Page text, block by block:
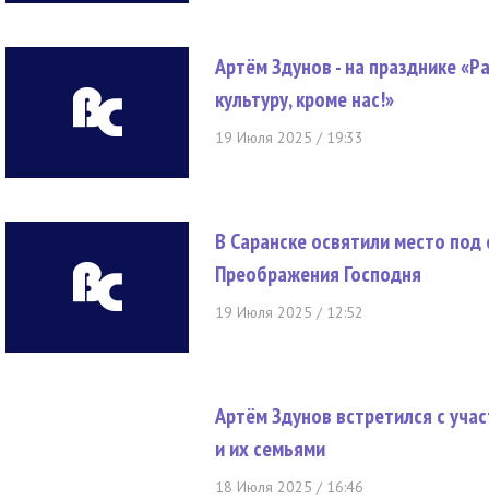
Артём Здунов - на празднике
культуру, кроме нас!»
19 Июля 2025 / 19:33
В Саранске освятили место
Преображения Господня
19 Июля 2025 / 12:52
Артём Здунов встретился с
и их семьями
18 Июля 2025 / 16:46